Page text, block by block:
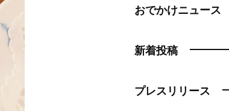
おでかけニュース
新着投稿
プレスリリース